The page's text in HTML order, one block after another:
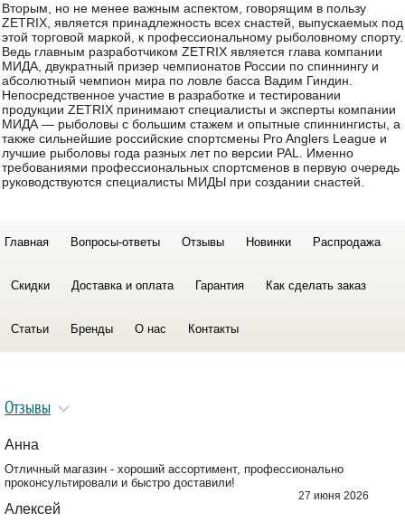
Вторым, но не менее важным аспектом, говорящим в пользу
ZETRIX, является принадлежность всех снастей, выпускаемых под
этой торговой маркой, к профессиональному рыболовному спорту.
Ведь главным разработчиком ZETRIX является глава компании
МИДА, двукратный призер чемпионатов России по спиннингу и
абсолютный чемпион мира по ловле басса Вадим Гиндин.
Непосредственное участие в разработке и тестировании
продукции ZETRIX принимают специалисты и эксперты компании
МИДА — рыболовы с большим стажем и опытные спиннингисты, а
также сильнейшие российские спортсмены Pro Anglers League и
лучшие рыболовы года разных лет по версии PAL. Именно
требованиями профессиональных спортсменов в первую очередь
руководствуются специалисты МИДЫ при создании снастей.
Главная Вопросы-ответы Отзывы Новинки Распродажа
Скидки Доставка и оплата Гарантия Как сделать заказ
Статьи Бренды О нас Контакты
Отзывы
Анна
Отличный магазин - хороший ассортимент, профессионально
проконсультировали и быстро доставили!
27 июня 2026
Алексей